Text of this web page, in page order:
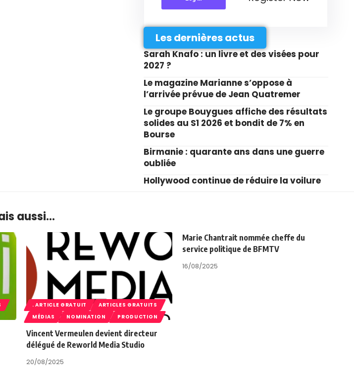
Les dernières actus
Sarah Knafo : un livre et des visées pour
2027 ?
Le magazine Marianne s’oppose à
l’arrivée prévue de Jean Quatremer
Le groupe Bouygues affiche des résultats
solides au S1 2026 et bondit de 7% en
Bourse
Birmanie : quarante ans dans une guerre
oubliée
Hollywood continue de réduire la voilure
aussi...
. ARTICLE GRATUIT
ARTICLES GRATUITS
MÉDIAS
NOMINATION PRODUCTION
Vincent Vermeulen devient directeur
délégué de Reworld Media Studio
20/08/2025
Marie Chantrait nommée cheffe du
service politique de BFMTV
16/08/2025